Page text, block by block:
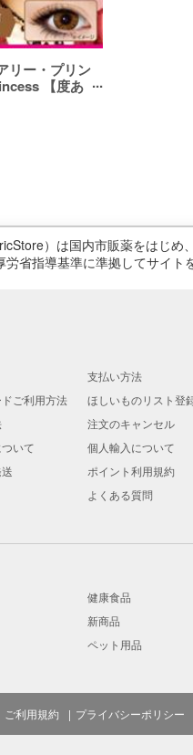
リー・プリン
【度あ
）は国内市販薬をはじ
省指導基準に準拠してサイト
支払い方法
ご利用方法 ほしいものリスト登
注文のキャンセル
いて 個人輸入について
ポイント利用規約
よくある質問
健康食品
新商品
ペット用品
ご利用規約 プライバシーポリシー